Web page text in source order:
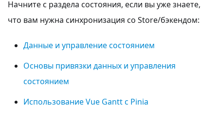
Начните с раздела состояния, если вы уже знаете,
что вам нужна синхронизация со Store/бэкендом:
Данные и управление состоянием
Основы привязки данных и управления
состоянием
Использование Vue Gantt с Pinia